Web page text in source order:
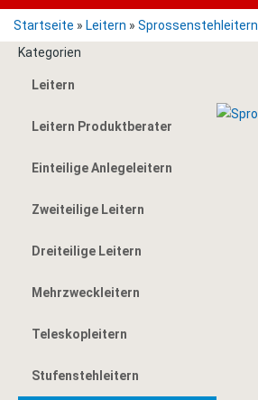
Startseite » Leitern » Sprossenstehleitern
Kategorien
Leitern
Leitern Produktberater
Einteilige Anlegeleitern
Zweiteilige Leitern
Dreiteilige Leitern
Mehrzweckleitern
Teleskopleitern
Stufenstehleitern